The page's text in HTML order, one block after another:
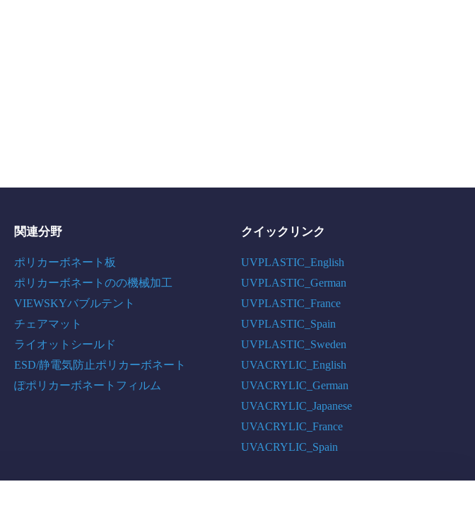
関連分野
ポリカーボネート板
ポリカーボネートのの機械加工
VIEWSKYバブルテント
チェアマット
ライオットシールド
ESD/静電気防止ポリカーボネート
ぽポリカーボネートフィルム
クイックリンク
UVPLASTIC_English
UVPLASTIC_German
UVPLASTIC_France
UVPLASTIC_Spain
UVPLASTIC_Sweden
UVACRYLIC_English
UVACRYLIC_German
UVACRYLIC_Japanese
UVACRYLIC_France
UVACRYLIC_Spain